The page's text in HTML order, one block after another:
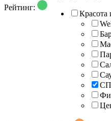
Красота
Рейтинг: